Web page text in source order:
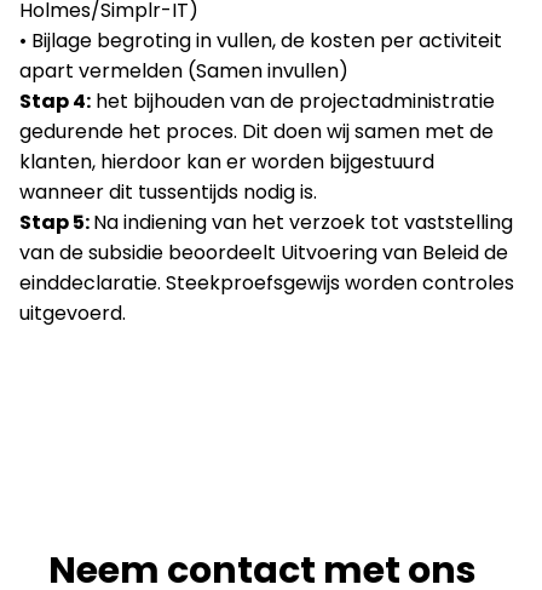
Holmes/Simplr-IT)
• Bijlage begroting in vullen, de kosten per activiteit
apart vermelden (Samen invullen)
Stap 4: het bijhouden van de projectadministratie
gedurende het proces. Dit doen wij samen met de
klanten, hierdoor kan er worden bijgestuurd
wanneer dit tussentijds nodig is.
Stap 5:Na indiening van het verzoek tot vaststelling
van de subsidie beoordeelt Uitvoering van Beleid de
einddeclaratie. Steekproefsgewijs worden controles
uitgevoerd.
Neem contact met ons